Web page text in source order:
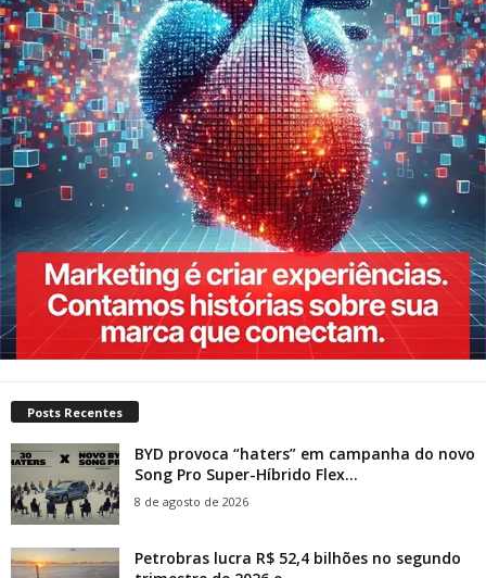
Posts Recentes
BYD provoca “haters” em campanha do novo
Song Pro Super-Híbrido Flex...
8 de agosto de 2026
Petrobras lucra R$ 52,4 bilhões no segundo